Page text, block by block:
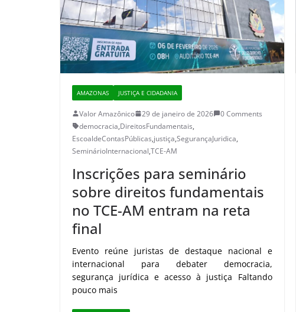
AMAZONAS JUSTIÇA E CIDADANIA
Valor Amazônico 29 de janeiro de 2026
0 Comments
democracia,DireitosFundamentais,
EscoaldeContasPúblicas,justiça,SegurançaJuridica,
SeminárioInternacional,TCE-AM
Inscrições para seminário
sobre direitos fundamentais
no TCE-AM entram na reta
final
Evento reúne juristas de destaque nacional e
internacional para debater democracia,
segurança jurídica e acesso à justiça Faltando
pouco mais